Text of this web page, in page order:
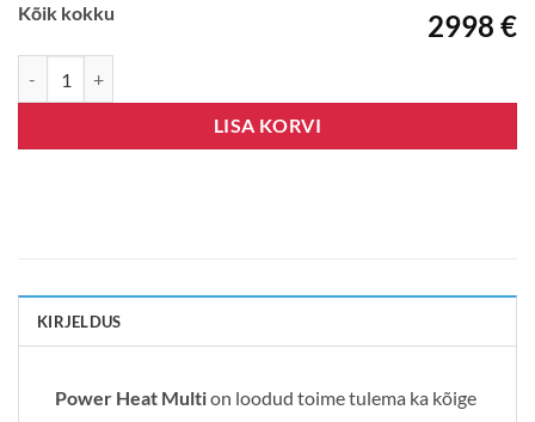
Kõik kokku 2998 €
LISA KORVI
KIRJELDUS
Power Heat Multion loodud toime tulema ka kõige